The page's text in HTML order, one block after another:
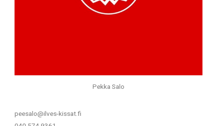
Pekka Salo
peesalo@ilves-kissat.fi